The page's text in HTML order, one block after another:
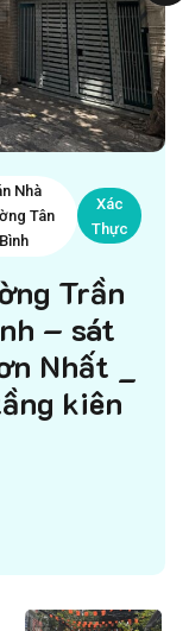
Nhà
Tân
Bình
Xác
Thực
Trần
– sát
Nhất _
kiên